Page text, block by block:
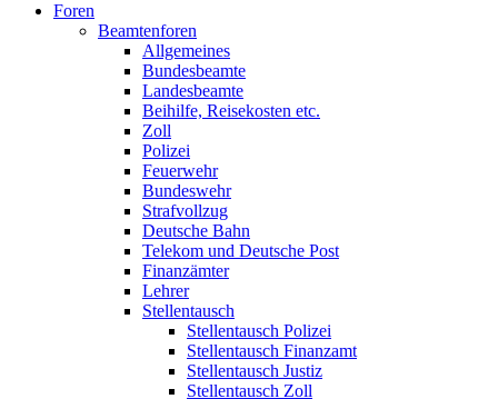
Foren
Beamtenforen
Allgemeines
Bundesbeamte
Landesbeamte
Beihilfe, Reisekosten etc.
Zoll
Polizei
Feuerwehr
Bundeswehr
Strafvollzug
Deutsche Bahn
Telekom und Deutsche Post
Finanzämter
Lehrer
Stellentausch
Stellentausch Polizei
Stellentausch Finanzamt
Stellentausch Justiz
Stellentausch Zoll